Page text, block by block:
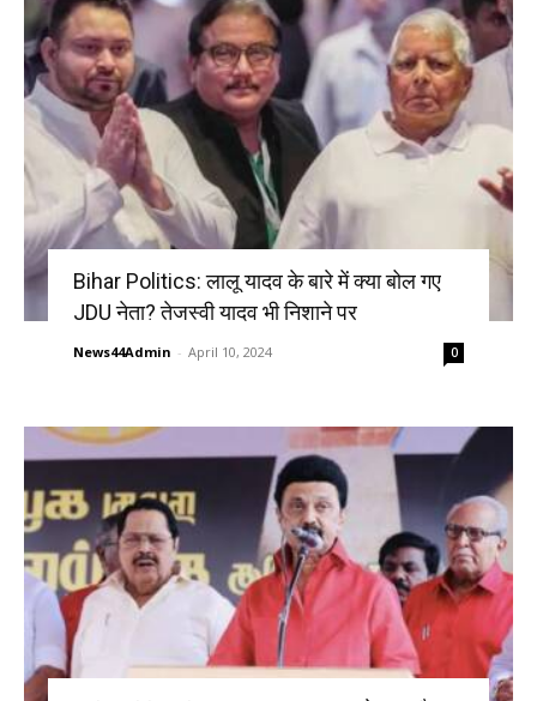
Bihar Politics: लालू यादव के बारे में क्या बोल गए
JDU नेता? तेजस्वी यादव भी निशाने पर
News44Admin - April 10, 2024 0